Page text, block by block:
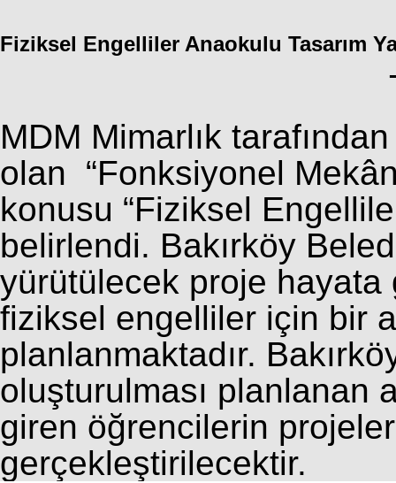
Fiziksel Engelliler Anaokulu Tasarım
MDM Mimarlık
olan “Fonksiyonel
konusu “Fiziksel
belirlendi. Bakırköy
yürütülecek proje hayata
fiziksel engelliler için bir
planlanmaktadır.
oluşturulması planlanan
giren öğrencilerin
gerçekleştirilecektir.